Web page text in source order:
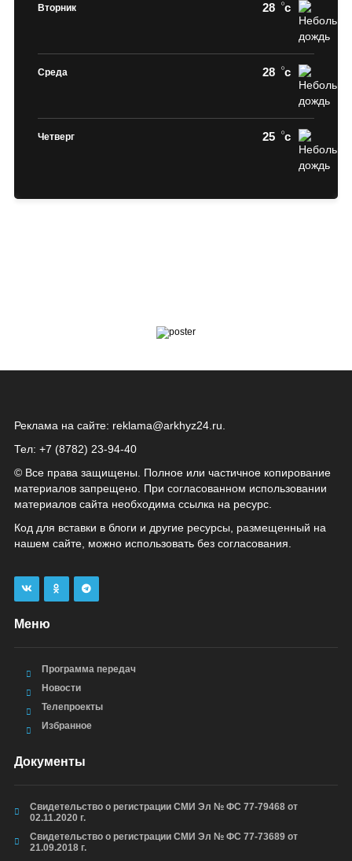
Вторник 28 c
Среда 28 c
Четверг 25 c
Реклама на сайте: reklama@arkhyz24.ru
Тел: +7 (8782) 23‑94‑40
© Все права защищены. Полное или частичное копирование
материалов запрещено. При согласованном использовании
материалов сайта необходима ссылка на ресурс.
Код для вставки в блоги и другие ресурсы, размещенный на
нашем сайте, можно использовать без согласования.
Меню
Программа передач
Новости
Телепроекты
Избранное
Документы
Свидетельство о регистрации СМИ Эл № ФС 77-79468 от
02.11.2020 г.
Свидетельство о регистрации СМИ Эл № ФС 77-73689 от
21.09.2018 г.